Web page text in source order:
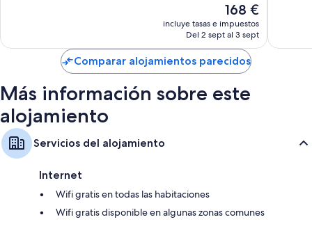
El
precio
actual
de
168 €
168 €
incluye tasas e impuestos
Del 2 sept al 3 sept
Comparar alojamientos parecidos
Más información sobre este
alojamiento
Servicios del alojamiento
Internet
Wifi gratis en todas las habitaciones
Wifi gratis disponible en algunas zonas comunes